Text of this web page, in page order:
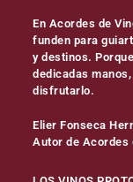
En Acordes de
funden para
y destinos.
dedicadas
disfrutarlo.
Elier Fonseca
Autor de Acordes